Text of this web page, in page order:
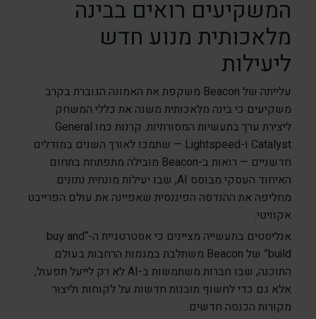
המשקיעים רואים בבינה
מלאכותית מנוע חדש
ליעילות
עלייתה של Beacon משקפת את האמונה הגוברת בקרב
משקיעים כי בינה מלאכותית משנה את כללי המשחק
ליצירת ערך בתעשיות המסורתיות. קרנות כמו General
Catalyst ו-Lightspeed — שתמכו לאורך השנים במודלים
חדשניים — רואות ב-Beacon מובילה מתפתחת בתחום
האיחוד העסקי מבוסס AI, שבו יעילות מונחית נתונים
מחליפה את ההנדסה הפיננסית שאפיינה את עולם הפרייבט
אקוויטי.
אנליסטים בתעשייה מציינים כי אסטרטגיית ה-“buy and
build” של Beacon משתלבת במגמות הרחבות בעולם
התוכנה, שבו חברות משתמשות ב-AI לא רק לייעל תפעול,
אלא גם כדי לחשוף תובנות חדשות על לקוחות וליצור
מקורות הכנסה חדשים.